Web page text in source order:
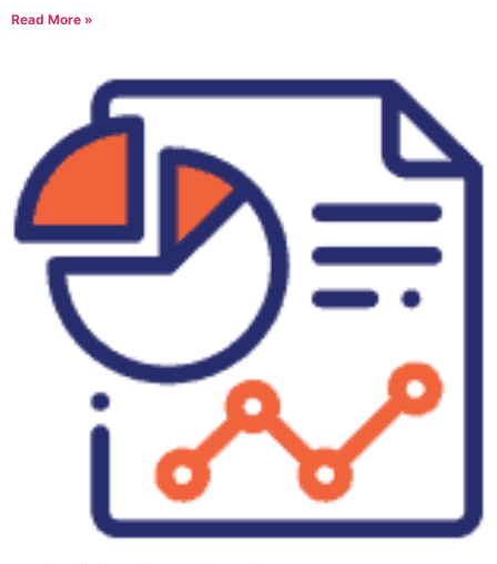
Read More »